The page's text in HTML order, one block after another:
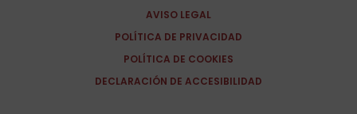
AVISO LEGAL
POLÍTICA DE PRIVACIDAD
POLÍTICA DE COOKIES
DECLARACIÓN DE ACCESIBILIDAD